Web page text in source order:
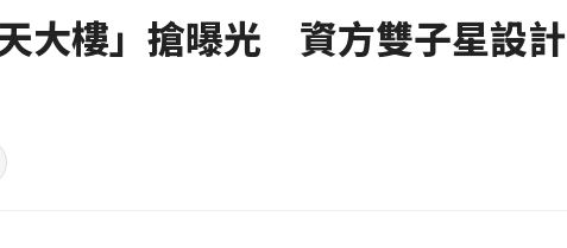
大樓」搶曝光 資方雙子星設計